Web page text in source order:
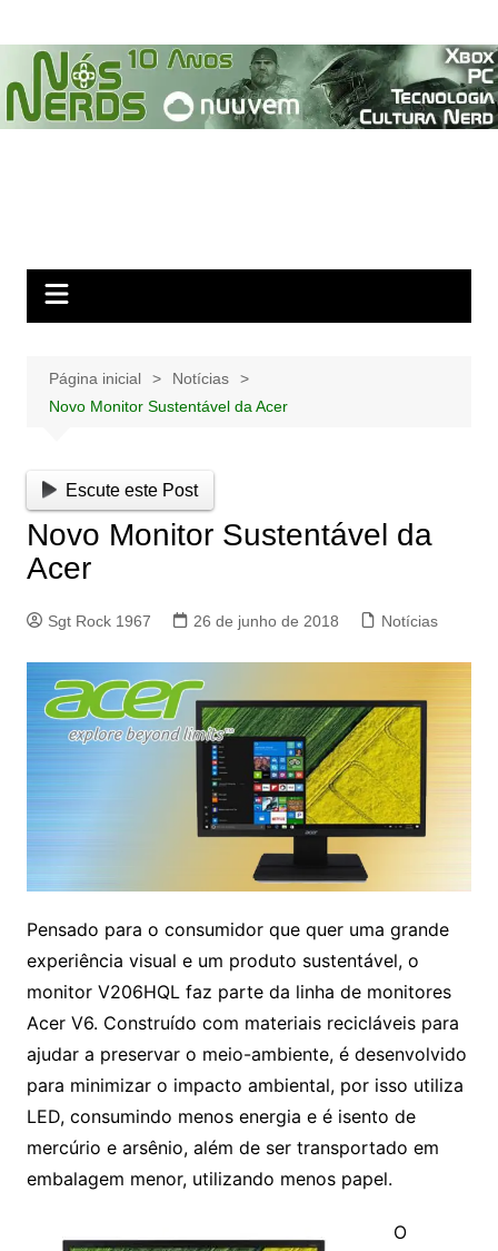
para
conteúdo
Página inicial
Notícias
Novo Monitor Sustentável da Acer
Escute este Post
Novo Monitor Sustentável da
Acer
Sgt Rock 1967 26 de junho de 2018 Notícias
Pensado para o consumidor que quer uma grande
experiência visual e um produto sustentável, o
monitor V206HQL faz parte da linha de monitores
Acer V6. Construído com materiais recicláveis para
ajudar a preservar o meio-ambiente, é desenvolvido
para minimizar o impacto ambiental, por isso utiliza
LED, consumindo menos energia e é isento de
mercúrio e arsênio, além de ser transportado em
embalagem menor, utilizando menos papel.
O